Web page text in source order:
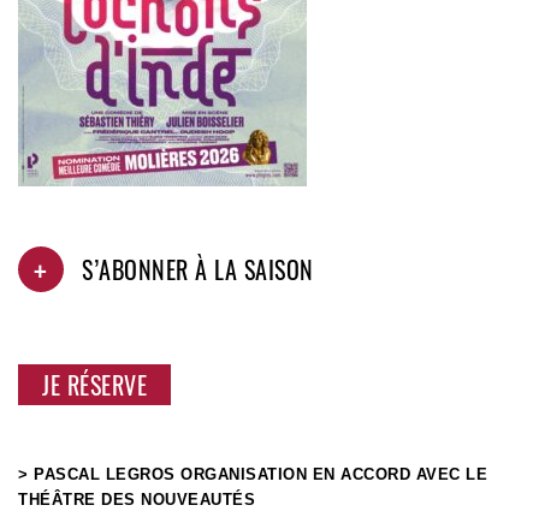
+ S’ABONNER À LA SAISON
JE RÉSERVE
> PASCAL LEGROS ORGANISATION EN ACCORD AVEC LE
THÉÂTRE DES NOUVEAUTÉS